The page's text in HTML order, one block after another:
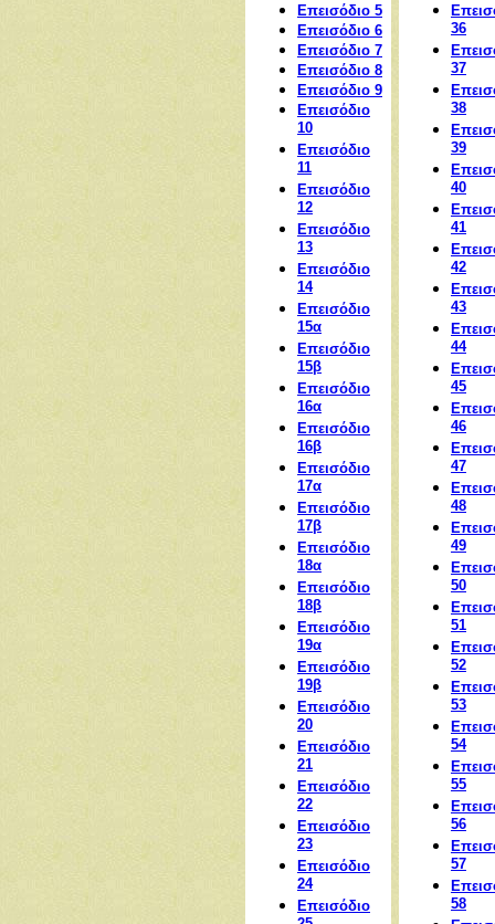
Επεισόδιο 5
Επεισόδιο 6
Επεισόδιο 7
Επεισόδιο 8
Επεισόδιο 9
Επεισόδιο
10
Επεισόδιο
11
Επεισόδιο
12
Επεισόδιο
13
Επεισόδιο
14
Επεισόδιο
15α
Επεισόδιο
15β
Επεισόδιο
16α
Επεισόδιο
16β
Επεισόδιο
17α
Επεισόδιο
17β
Επεισόδιο
18α
Επεισόδιο
18β
Επεισόδιο
19α
Επεισόδιο
19β
Επεισόδιο
20
Επεισόδιο
21
Επεισόδιο
22
Επεισόδιο
23
Επεισόδιο
24
Επεισόδιο
36
37
38
39
40
41
42
43
44
45
46
47
48
49
50
51
52
53
54
55
56
57
58